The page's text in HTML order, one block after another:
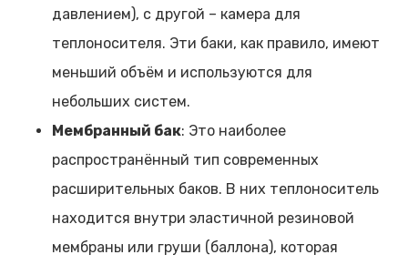
давлением), с другой – камера для
теплоносителя. Эти баки, как правило, имеют
меньший объём и используются для
небольших систем.
Мембранный бак: Это наиболее
распространённый тип современных
расширительных баков. В них теплоноситель
находится внутри эластичной резиновой
мембраны или груши (баллона), которая